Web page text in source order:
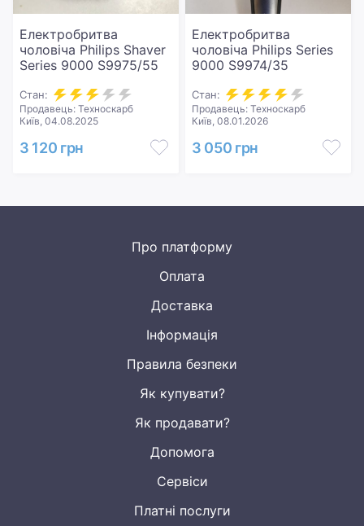
Електробритва
чоловіча Philips Shaver
Series 9000 S9975/55
Стан:
Продавець: Техноскарб
Київ, 04.08.2025
3 120 грн
Електробритва
чоловіча Philips Series
9000 S9974/35
Стан:
Продавець: Техноскарб
Київ, 08.01.2026
3 050 грн
Про платформу
Оплата
Доставка
Інформація
Правила безпеки
Як купувати?
Як продавати?
Допомога
Сервіси
Платні послуги